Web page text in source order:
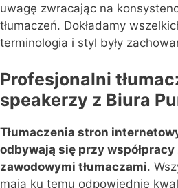
uwagę zwracając na
tłumaczeń. Dokładamy
terminologia i styl były
Profesjonalni
speakerzy z Biura
Tłumaczenia stron
odbywają się przy
zawodowymi tłumaczami.
mają ku temu odpowiednie